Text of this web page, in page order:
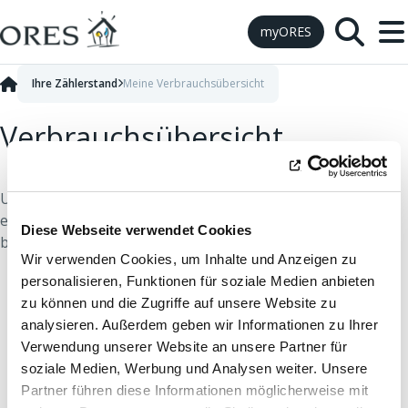
Diese Webseite verwendet Cookies
Wir verwenden Cookies, um Inhalte und Anzeigen zu
personalisieren, Funktionen für soziale Medien anbieten
zu können und die Zugriffe auf unsere Website zu
analysieren. Außerdem geben wir Informationen zu Ihrer
Verwendung unserer Website an unsere Partner für
soziale Medien, Werbung und Analysen weiter. Unsere
Partner führen diese Informationen möglicherweise mit
Skip to Content
myORES
Verbrauchsübersicht
Ihre Zählerstand Meine Verbrauchsübersicht
Um einen klaren Überblick über Ihren Verbrauch zu
erhalten, können Sie eine Verbrauchsübersicht
beantragen.